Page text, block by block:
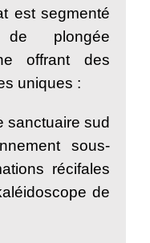
est segmenté
plongée
offrant des
uniques :
sanctuaire sud
sous-
récifales
de